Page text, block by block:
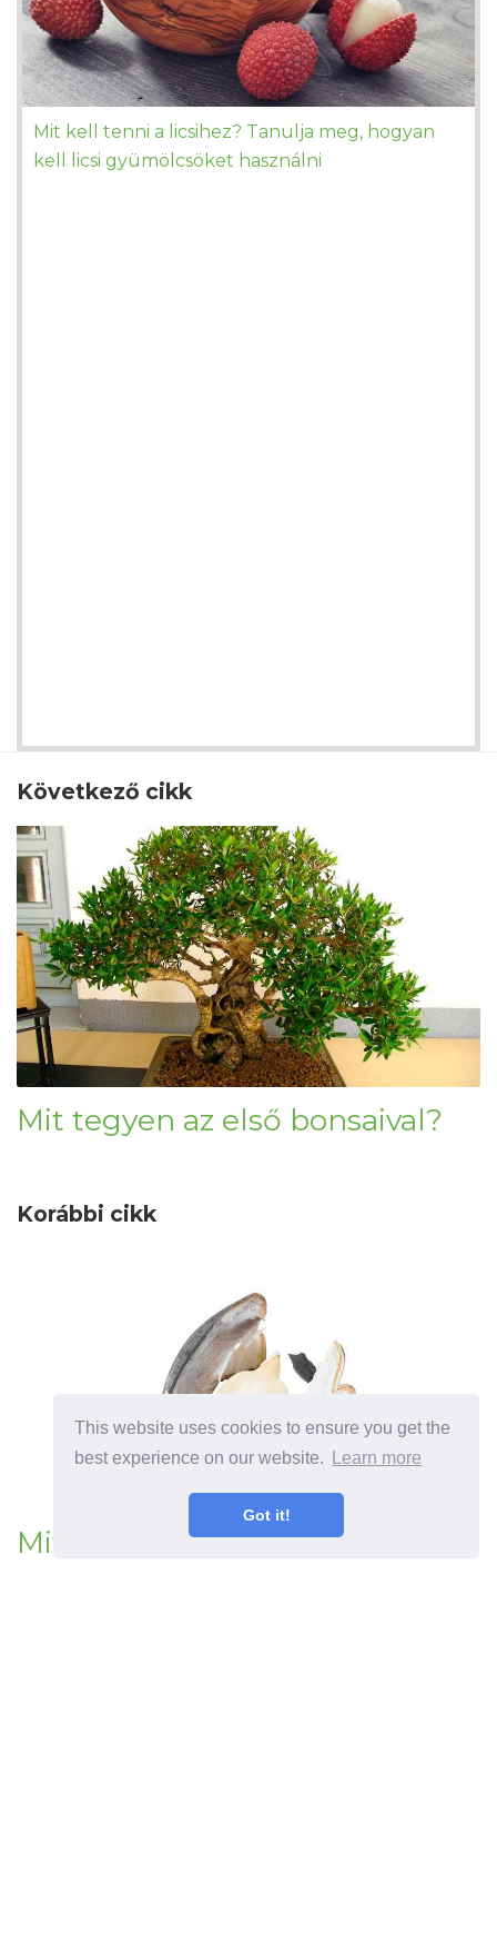
This website uses cookies to ensure you get the
best experience on our website.
Learn more
Got it!
Mit kell tenni a licsihez? Tanulja meg, hogyan
kell licsi gyümölcsöket használni
Következő cikk
Mit tegyen az első bonsaival?
Korábbi cikk
Mit kell tenni a napraforgó-